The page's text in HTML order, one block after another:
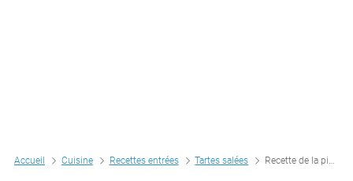
Accueil Cuisine Recettes entrées Tartes salées Recette de la pissaladière